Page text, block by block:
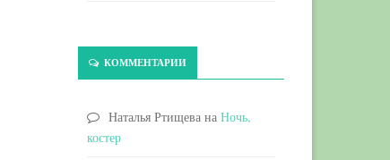
КОММЕНТАРИИ
Наталья Ртищевана Ночь,
костер